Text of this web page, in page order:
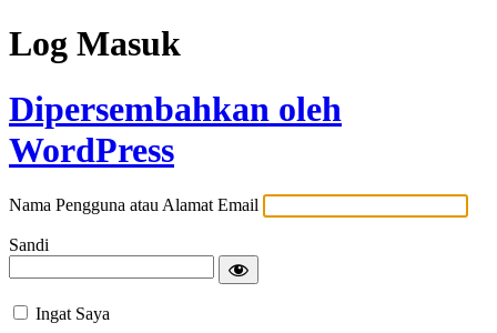
Log Masuk
Dipersembahkan oleh
WordPress
Nama Pengguna atau Alamat Email
Sandi
Ingat Saya